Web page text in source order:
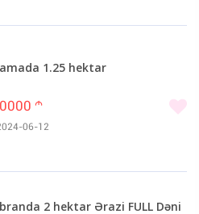
1.25 hektar
m
06-12
2 hektar Ərazi FULL Dəni